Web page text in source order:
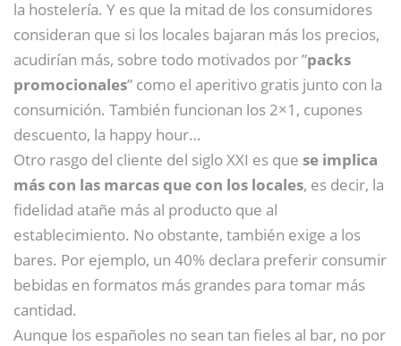
la hostelería. Y es que la mitad de los consumidores
consideran que si los locales bajaran más los precios,
acudirían más, sobre todo motivados por ”packs
promocionales” como el aperitivo gratis junto con la
consumición. También funcionan los 2×1, cupones
descuento, la happy hour…
Otro rasgo del cliente del siglo XXI es que se implica
más con las marcas que con los locales, es decir, la
fidelidad atañe más al producto que al
establecimiento. No obstante, también exige a los
bares. Por ejemplo, un 40% declara preferir consumir
bebidas en formatos más grandes para tomar más
cantidad.
Aunque los españoles no sean tan fieles al bar, no por